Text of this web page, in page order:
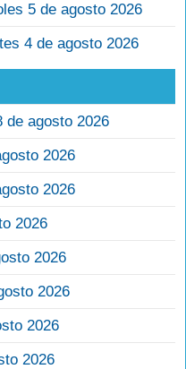
5 de agosto 2026
4 de agosto 2026
de agosto 2026
2026
2026
2026
2026
2026
2026
2026